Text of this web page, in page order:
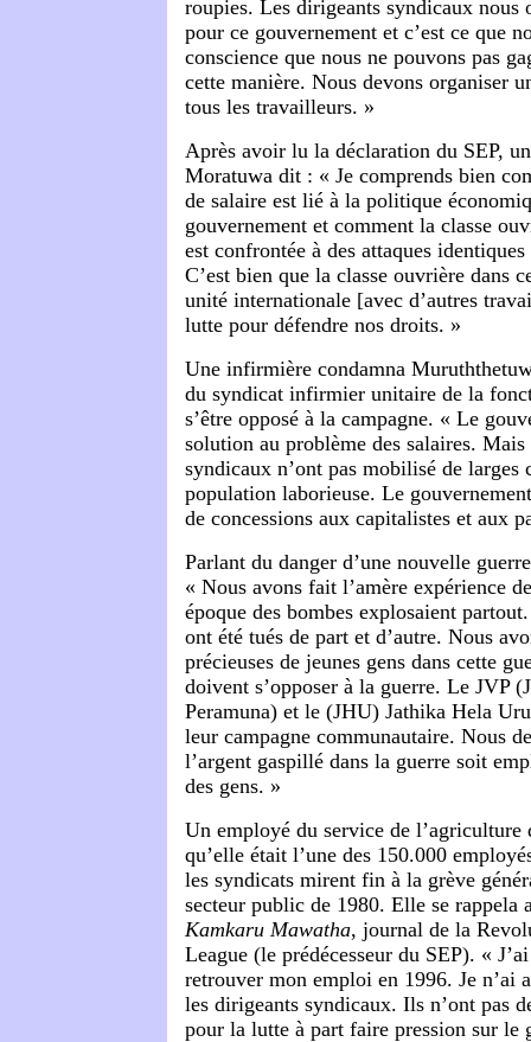
roupies. Les dirigeants syndicaux nous
pour ce gouvernement et c’est ce que
conscience que nous ne pouvons pas
cette manière. Nous devons organiser
tous les travailleurs. »
Après avoir lu la déclaration du SEP,
Moratuwa dit : « Je comprends bien
de salaire est lié à la politique
gouvernement et comment la classe
est confrontée à des attaques
C’est bien que la classe ouvrière dans
unité internationale [avec d’autres
lutte pour défendre nos droits. »
Une infirmière condamna
du syndicat infirmier unitaire de la
s’être opposé à la campagne. « Le
solution au problème des salaires.
syndicaux n’ont pas mobilisé de larges
population laborieuse. Le
de concessions aux capitalistes et aux
Parlant du danger d’une nouvelle
« Nous avons fait l’amère expérience
époque des bombes explosaient
ont été tués de part et d’autre. Nous
précieuses de jeunes gens dans cette
doivent s’opposer à la guerre. Le JVP
Peramuna) et le (JHU) Jathika Hela
leur campagne communautaire. Nous
l’argent gaspillé dans la guerre soit
des gens. »
Un employé du service de l’agriculture
qu’elle était l’une des 150.000
les syndicats mirent fin à la grève
secteur public de 1980. Elle se rappela
Kamkaru Mawatha, journal de la
League (le prédécesseur du SEP). «
retrouver mon emploi en 1996. Je n’ai
les dirigeants syndicaux. Ils n’ont pas
pour la lutte à part faire pression sur le